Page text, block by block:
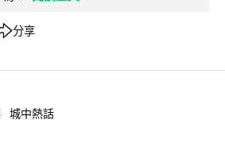
分享
城中熱話